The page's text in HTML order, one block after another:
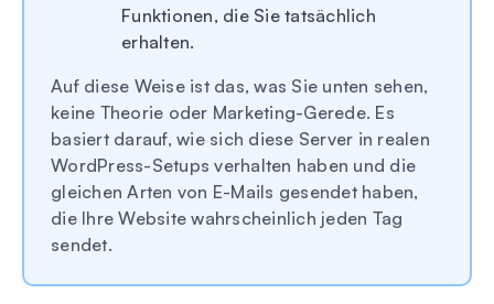
Funktionen, die Sie tatsächlich
erhalten.
Auf diese Weise ist das, was Sie unten sehen,
keine Theorie oder Marketing-Gerede. Es
basiert darauf, wie sich diese Server in realen
WordPress-Setups verhalten haben und die
gleichen Arten von E-Mails gesendet haben,
die Ihre Website wahrscheinlich jeden Tag
sendet.